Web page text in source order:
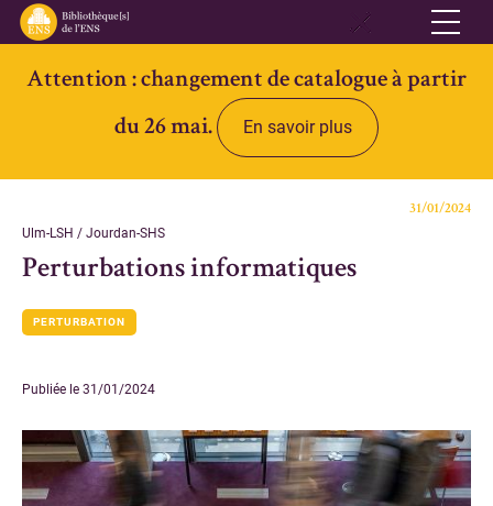
Réseau
Qui sommes-nous
Informations pratiques
Accès ouvert
Bibliothèque des Archives Husserl
Bibliothèque d'archéologie
Attention : changement de catalogue à partir
du 26 mai.
En savoir plus
31/01/2024
Ulm-LSH / Jourdan-SHS
Perturbations informatiques
PERTURBATION
Publiée le 31/01/2024